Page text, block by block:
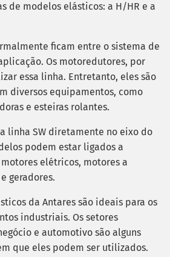
de modelos elásticos: a H/HR e a
ficam entre o sistema de
Os motoredutores, por
essa linha. Entretanto, eles são
diversos equipamentos, como
e esteiras rolantes.
linha SW diretamente no eixo do
podem estar ligados a
elétricos, motores a
geradores.
da Antares são ideais para os
industriais. Os setores
e automotivo são alguns
que eles podem ser utilizados.